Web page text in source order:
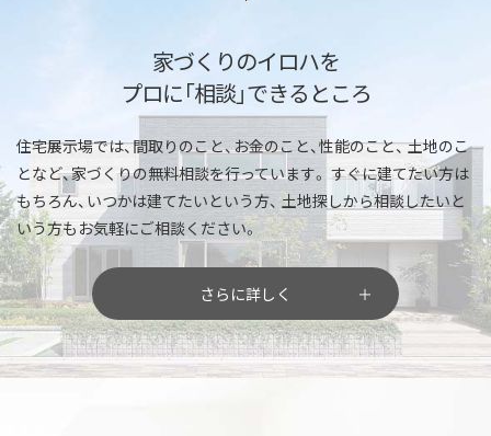
家づくりのイロハを
プロに「相談」できるところ
住宅展示場では、間取りのこと、お金のこと、性能のこと、土地のこ
となど、家づくりの無料相談を行っています。 すぐに建てたい方は
もちろん、いつかは建てたいという方、 土地探しから相談したいと
いう方もお気軽にご相談ください。
さらに詳しく